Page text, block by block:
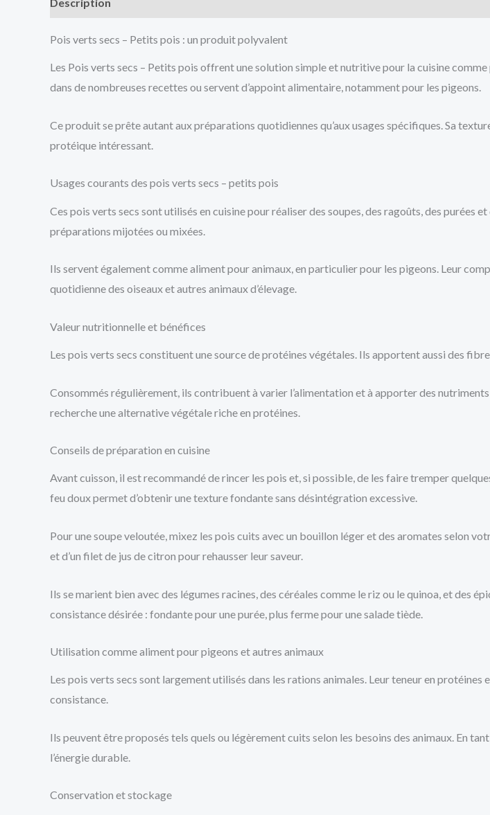
Pois verts secs – Petits pois : un produit polyvalent
Les Pois verts secs – Petits pois offrent une solution simple et nutritive pour la cuisine
dans de nombreuses recettes ou servent d’appoint alimentaire, notamment pour les pigeons.
Ce produit se prête autant aux préparations quotidiennes qu’aux usages spécifiques. Sa
protéique intéressant.
Usages courants des pois verts secs – petits pois
Ces pois verts secs sont utilisés en cuisine pour réaliser des soupes, des ragoûts, des purées
préparations mijotées ou mixées.
Ils servent également comme aliment pour animaux, en particulier pour les pigeons. Leur
quotidienne des oiseaux et autres animaux d’élevage.
Valeur nutritionnelle et bénéfices
Les pois verts secs constituent une source de protéines végétales. Ils apportent aussi des
Consommés régulièrement, ils contribuent à varier l’alimentation et à apporter des
recherche une alternative végétale riche en protéines.
Conseils de préparation en cuisine
Avant cuisson, il est recommandé de rincer les pois et, si possible, de les faire tremper
feu doux permet d’obtenir une texture fondante sans désintégration excessive.
Pour une soupe veloutée, mixez les pois cuits avec un bouillon léger et des aromates selon
et d’un filet de jus de citron pour rehausser leur saveur.
Ils se marient bien avec des légumes racines, des céréales comme le riz ou le quinoa, et des
consistance désirée : fondante pour une purée, plus ferme pour une salade tiède.
Utilisation comme aliment pour pigeons et autres animaux
Les pois verts secs sont largement utilisés dans les rations animales. Leur teneur en
consistance.
Ils peuvent être proposés tels quels ou légèrement cuits selon les besoins des animaux. En
l’énergie durable.
Conservation et stockage